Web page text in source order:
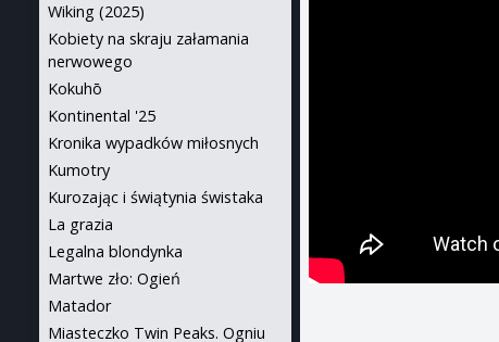
Wiking (2025)
Kobiety na skraju załamania
nerwowego
Kokuhō
Kontinental '25
Kronika wypadków miłosnych
Kumotry
Kurozając i świątynia świstaka
La grazia
Legalna blondynka
Martwe zło: Ogień
Matador
Miasteczko Twin Peaks. Ogniu